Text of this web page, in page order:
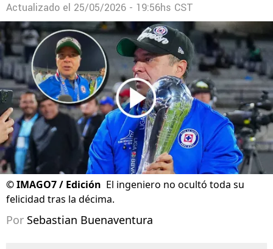
Actualizado el 25/05/2026 - 19:56hs CST
©IMAGO7 / Edición El ingeniero no ocultó toda su
felicidad tras la décima.
Por Sebastian Buenaventura